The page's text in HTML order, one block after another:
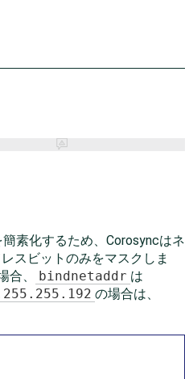
素化するため、Corosyncはネ
スビットのみをマスクしま
合、 bindnetaddr は
の場合は、